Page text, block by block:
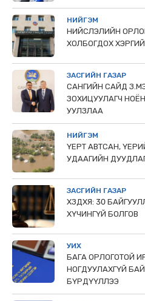
НИЙГЭМ
НИЙСЛЭЛИЙН
ХОЛБОГДОХ
ЗАСГИЙН ГАЗАР
САНГИЙН САЙД
ЗОХИЦУУЛАГЧ
УУЛЗЛАА
НИЙГЭМ
ҮЕРТ АВТСАН,
УДААГИЙН
ЗАСГИЙН ГАЗАР
ХЗДХЯ: 30
ХҮЧИНГҮЙ БОЛГОВ
УИХ
БАГА ОРЛОГОТОЙ
НОГДУУЛАХГҮЙ
БҮРДҮҮЛЛЭЭ